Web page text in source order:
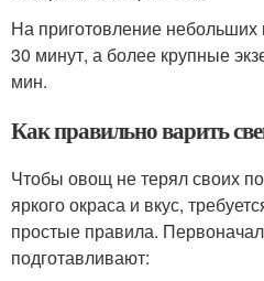
На приготовление небольших
30 минут, а более крупные
мин.
Как правильно варить
Чтобы овощ не терял своих
яркого окраса и вкус,
простые правила.
подготавливают: